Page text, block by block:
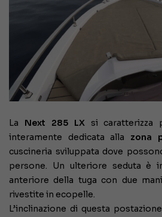
La Next 285 LXsi caratterizza
interamente dedicata alla zona
cuscineria sviluppata dove
persone. Un ulteriore seduta è
anteriore della tuga con due
rivestite in ecopelle.
L’inclinazione di questa